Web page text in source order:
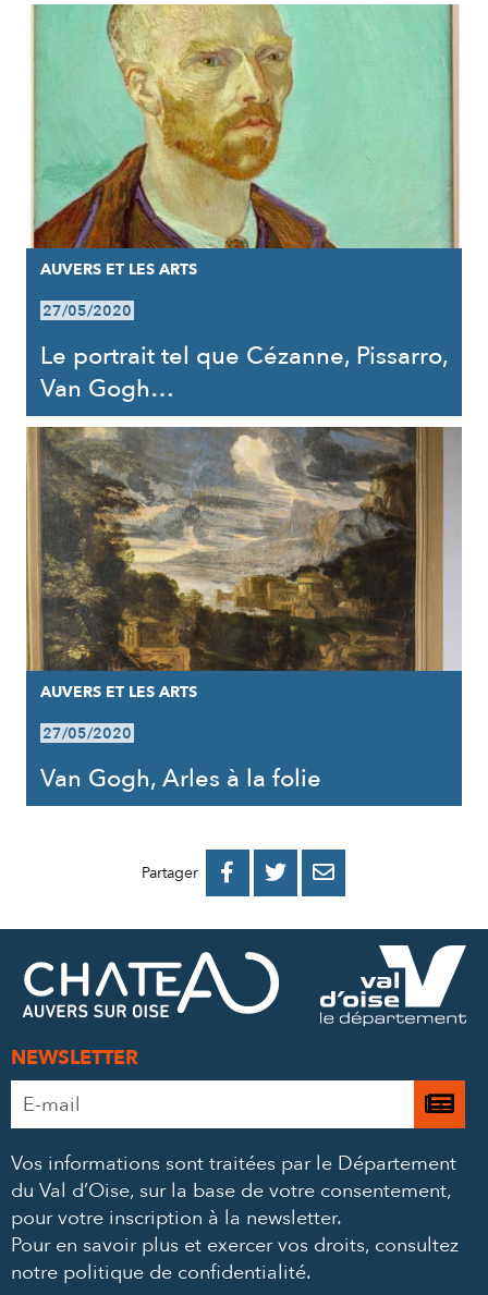
AUVERS ET LES ARTS
27/05/2020
Le portrait tel que Cézanne, Pissarro,
Van Gogh…
AUVERS ET LES ARTS
27/05/2020
Van Gogh, Arles à la folie
Partager 
PARTAGER
FACEBOOK
PARTAGER
PARTAGER
MAIL
NEWSLETTER
Adresse
e-
*
Je
à
Vos informations sont traitées par le Département
du Val d’Oise, sur la base de votre consentement,
pour votre inscription à la newsletter.
Pour en savoir plus et exercer vos droits, consultez
notre politique de confidentialité.